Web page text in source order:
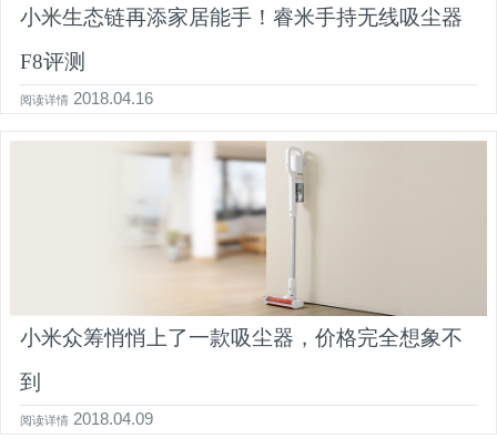
小米生态链再添家居能手！睿米手持无线吸尘器
F8评测
阅读详情2018.04.16
小米众筹悄悄上了一款吸尘器，价格完全想象不
到
阅读详情2018.04.09